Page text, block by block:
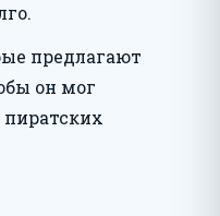
предлагают
он мог